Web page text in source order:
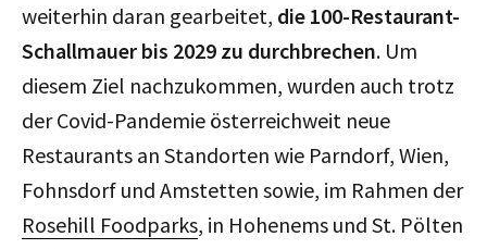
weiterhin daran gearbeitet, die 100-Restaurant-
Schallmauer bis 2029 zu durchbrechen. Um
diesem Ziel nachzukommen, wurden auch trotz
der Covid-Pandemie österreichweit neue
Restaurants an Standorten wie Parndorf, Wien,
Fohnsdorf und Amstetten sowie, im Rahmen der
Rosehill Foodparks, in Hohenems und St. Pölten